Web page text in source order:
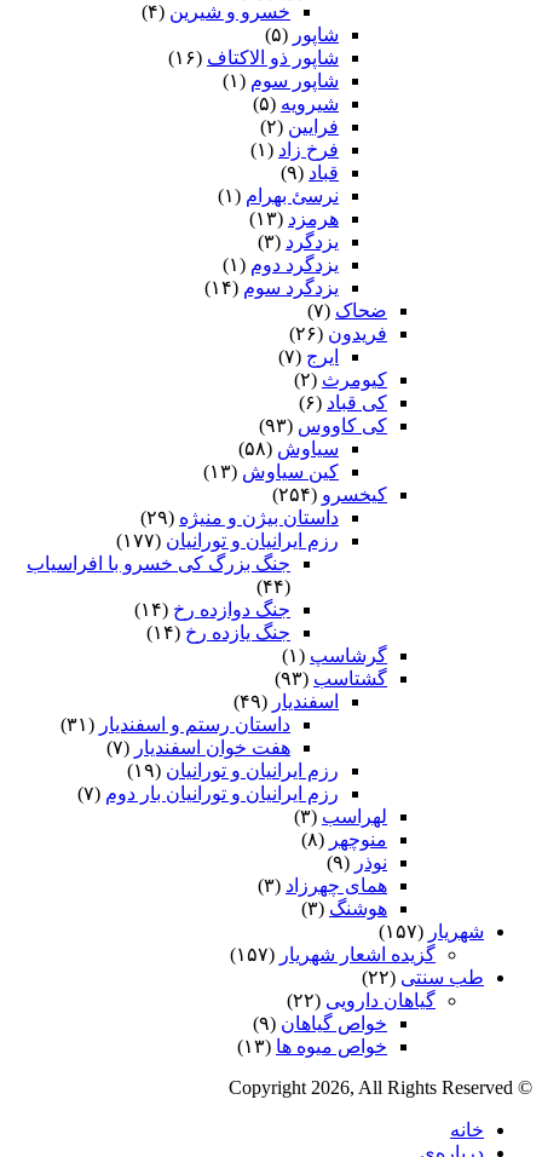
خسرو و شیرین (۴)
شاپور (۵)
شاپور ذو الاکتاف (۱۶)
شاپور سوم‏ (۱)
شیرویه (۵)
فرایین (۲)
فرخ زاد (۱)
قباد (۹)
نرسئ بهرام‏ (۱)
هرمزد (۱۳)
یزدگرد (۳)
یزدگرد دوم (۱)
یزدگرد سوم (۱۴)
ضحاک (۷)
فریدون (۲۶)
ایرج (۷)
کیومرث (۲)
کی قباد (۶)
کی کاووس (۹۳)
سیاوش (۵۸)
کین سیاوش (۱۳)
کیخسرو (۲۵۴)
داستان بیژن و منیژه (۲۹)
رزم ایرانیان و تورانیان (۱۷۷)
جنگ بزرگ کی خسرو با افراسیاب
(۴۴)
جنگ دوازده رخ (۱۴)
جنگ یازده رخ (۱۴)
گرشاسپ (۱)
گشتاسب (۹۳)
اسفندیار (۴۹)
داستان رستم و اسفندیار (۳۱)
هفت خوان اسفندیار (۷)
رزم ایرانیان و تورانیان (۱۹)
رزم ایرانیان و تورانیان بار دوم (۷)
لهراسب (۳)
منوچهر (۸)
نوذر (۹)
هماى چهرزاد (۳)
هوشنگ (۳)
شهریار (۱۵۷)
گزیده اشعار شهریار (۱۵۷)
طب سنتی (۲۲)
گیاهان دارویی (۲۲)
خواص گیاهان (۹)
خواص میوه ها (۱۳)
© Copyright 2026, All Rights Reserved
خانه
درباره‌ی